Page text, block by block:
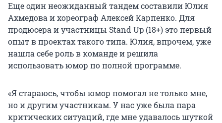
Еще один неожиданный тандем составили Юлия
Ахмедова и хореограф Алексей Карпенко. Для
продюсера и участницы Stand Up (18+) это первый
опыт в проектах такого типа. Юлия, впрочем, уже
нашла себе роль в команде и решила
использовать юмор по полной программе.
«Я стараюсь, чтобы юмор помогал не только мне,
но и другим участникам. У нас уже была пара
критических ситуаций, где мне удавалось шуткой